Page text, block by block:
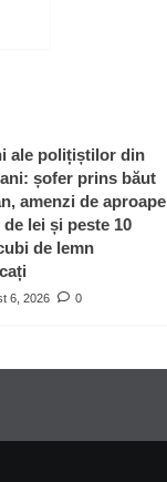
ale polițiștilor din
șofer prins băut
amenzi de aproape
de lei și peste 10
de lemn
6, 2026 0